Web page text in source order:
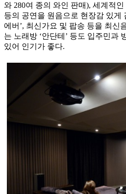
와 280여 종의 와인 판매), 세계적인
등의 공연을 원음으로 현장감 있게
에버’, 최신가요 및 팝송 등을 최신
는 노래방 ‘안단테’ 등도 입주민과
있어 인기가 좋다.